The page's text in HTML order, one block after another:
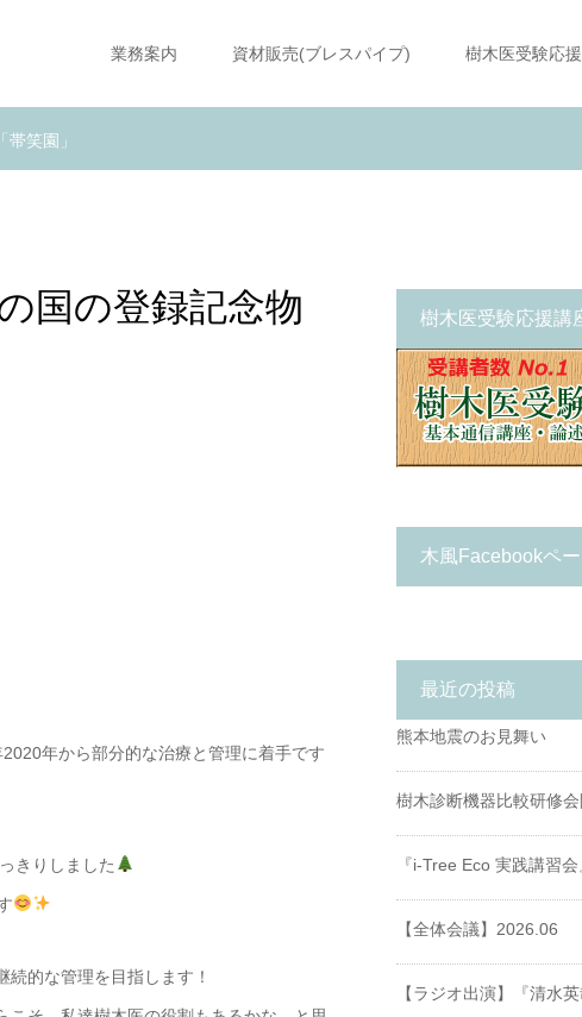
業務案内 資材販売(ブレスパイプ) 樹木医受験応
笑園」
国の登録記念物
年から部分的な治療と管理に着手です
きりしました
的な管理を目指します！
樹木医受験応援講
木風Facebookペ
最近の投稿
熊本地震のお見舞い
樹木診断機器比較研修
『i-Tree Eco 実践講習
【全体会議】2026.06
【ラジオ出演】『清水